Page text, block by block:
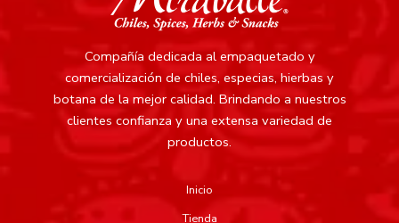
Compañía dedicada al empaquetado y
comercialización de chiles, especias, hierbas y
botana de la mejor calidad. Brindando a nuestros
clientes confianza y una extensa variedad de
productos.
Inicio
Tienda